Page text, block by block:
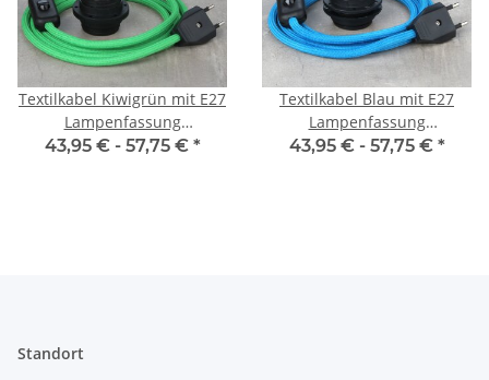
Textilkabel Kiwigrün mit E27
Lampenfassung
Schnurschalter und Euro-
43,95 € - 57,75 € *
Textilkabel Blau mit E27
Lampenfassung
Schnurschalter und Euro-
43,95 € - 57,75 € *
Standort